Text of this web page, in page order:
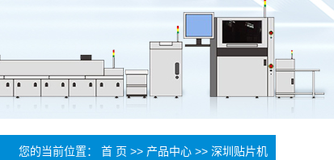
您的当前位置： 首 页 >> 产品中心 >> 深圳贴片机